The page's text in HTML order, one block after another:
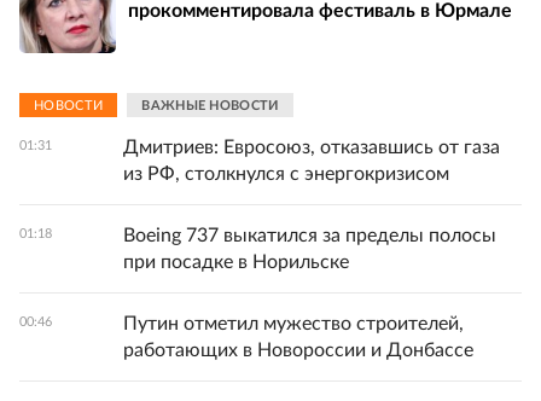
прокомментировала фестиваль в Юрмале
НОВОСТИ ВАЖНЫЕ НОВОСТИ
01:31
Дмитриев: Евросоюз, отказавшись от газа
из РФ, столкнулся с энергокризисом
01:18
Boeing 737 выкатился за пределы полосы
при посадке в Норильске
00:46
Путин отметил мужество строителей,
работающих в Новороссии и Донбассе